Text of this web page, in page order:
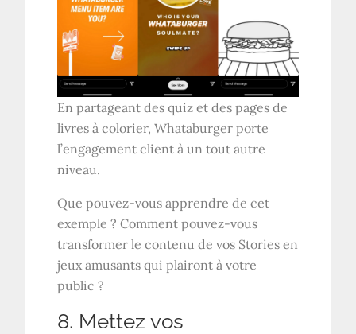
En partageant des quiz et des pages de
livres à colorier, Whataburger porte
l’engagement client à un tout autre
niveau.
Que pouvez-vous apprendre de cet
exemple ? Comment pouvez-vous
transformer le contenu de vos Stories en
jeux amusants qui plairont à votre
public ?
8. Mettez vos